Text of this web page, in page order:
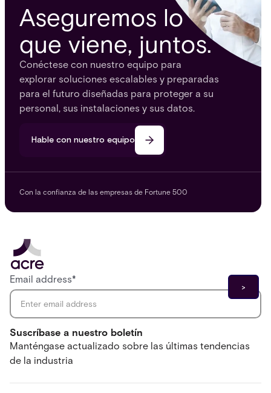
Aseguremos lo
que viene, juntos.
Conéctese con nuestro equipo para
explorar soluciones escalables y preparadas
para el futuro diseñadas para proteger a su
personal, sus instalaciones y sus datos.
Hable con nuestro equipo
Con la confianza de las empresas de Fortune 500
Suscríbase a nuestro boletín
Manténgase actualizado sobre las últimas tendencias
de la industria
Email address*